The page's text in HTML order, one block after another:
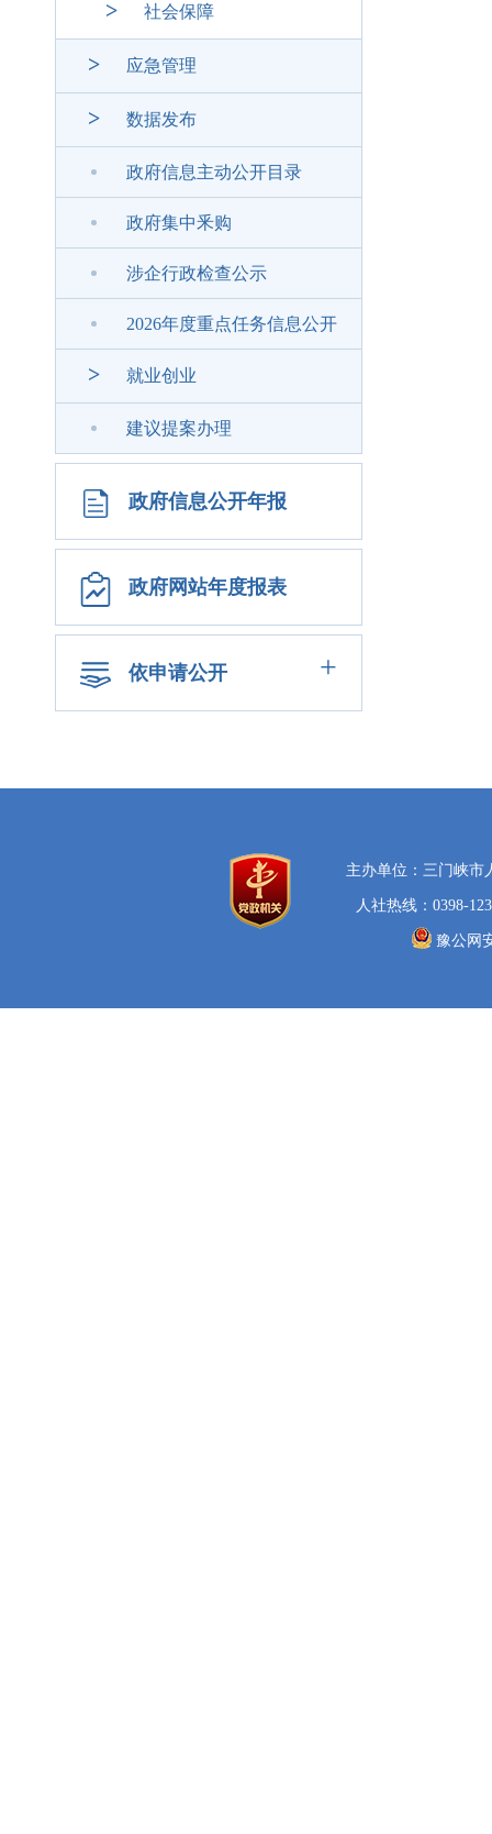
> 社会保障
> 应急管理
> 数据发布
政府信息主动公开目录
政府集中釆购
涉企行政检查公示
2026年度重点任务信息公开
> 就业创业
建议提案办理
政府信息公开年报
政府网站年度报表
依申请公开 +
主办单位：三门峡
人社热线：0398-
豫公网